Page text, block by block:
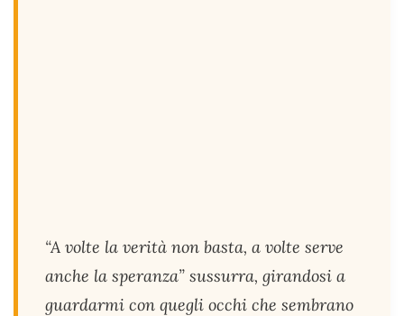
“A volte la verità non basta, a volte serve
anche la speranza” sussurra, girandosi a
guardarmi con quegli occhi che sembrano